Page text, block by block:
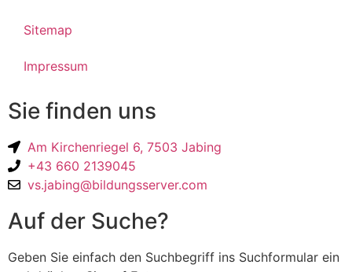
Sitemap
Impressum
Sie finden uns
Am Kirchenriegel 6, 7503 Jabing
+43 660 2139045
vs.jabing@bildungsserver.com
Auf der Suche?
Geben Sie einfach den Suchbegriff ins Suchformular ein